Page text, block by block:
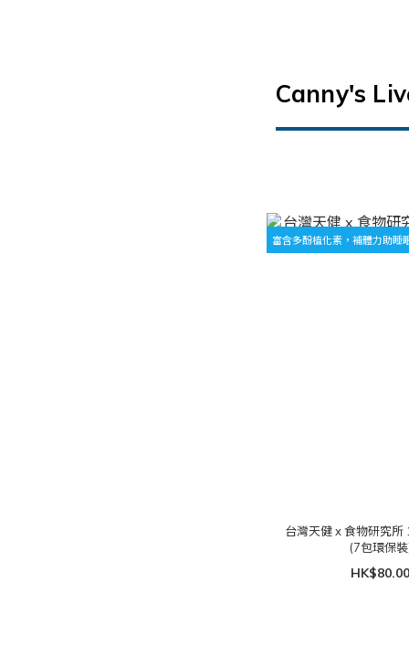
Canny's
富含多酚植化素，補體力助睡
台灣天健 x 食物研究所
(7包環保